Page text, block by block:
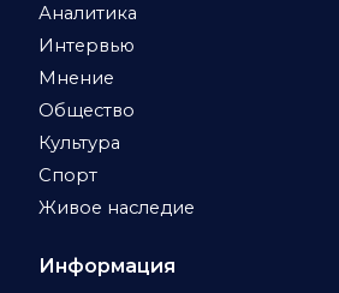
Аналитика
Интервью
Мнение
Общество
Культура
Спорт
Живое наследие
Информация